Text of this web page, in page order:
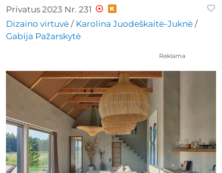
Privatus 2023 Nr. 231
Dizaino virtuvė / Karolina Juodeškaitė-Juknė /
Gabija Pažarskytė
Reklama